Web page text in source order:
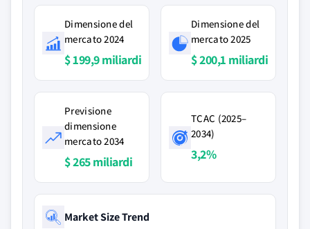
Dimensione del
mercato 2024
$ 199,9 miliardi
Dimensione del
mercato 2025
$ 200,1 miliardi
Previsione
dimensione
mercato 2034
$ 265 miliardi
TCAC (2025–
2034)
3,2%
Market Size Trend